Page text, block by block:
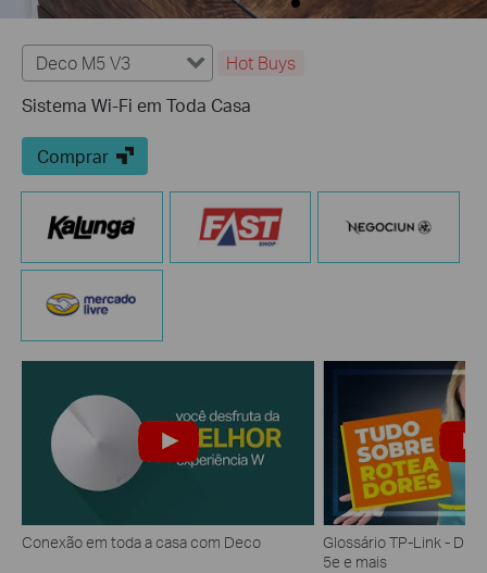
Deco M5 V3
Hot Buys
Sistema Wi-Fi em Toda Casa
Comprar
Conexão em toda a casa com Deco
Glossário TP-Link -
5e e mais